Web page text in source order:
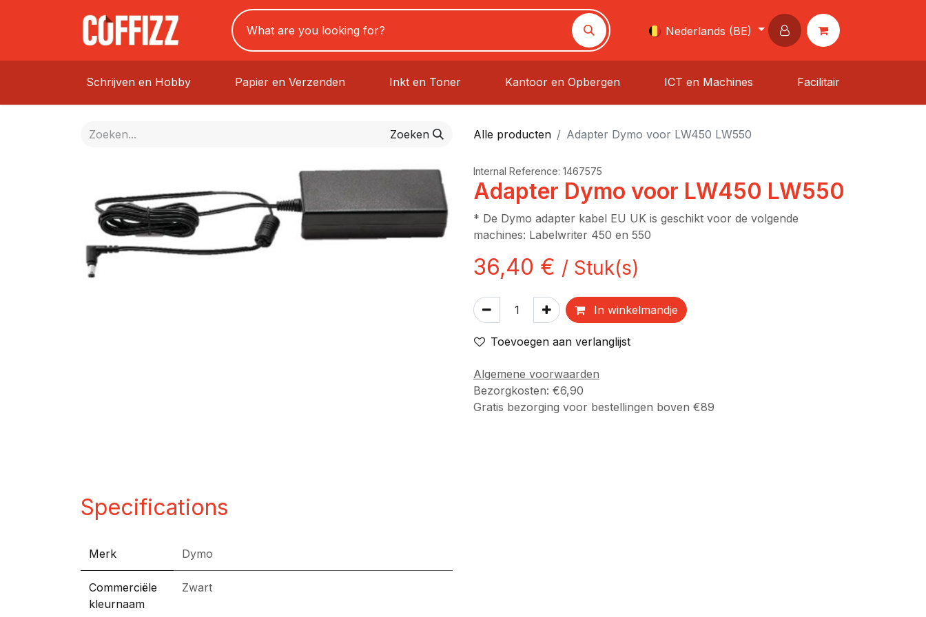
Nederlands (BE)
Schrijven en Hobby Papier en Verzenden Inkt en Toner Kantoor en Opbergen ICT en Machines Facilitair
Zoeken Alle producten Adapter Dymo voor LW450 LW550
Internal Reference: 1467575
Adapter Dymo voor LW450 LW550
* De Dymo adapter kabel EU UK is geschikt voor de volgende
machines: Labelwriter 450 en 550
36,40 € / Stuk(s)
In winkelmandje
Toevoegen aan verlanglijst
Algemene voorwaarden
Bezorgkosten: €6,90
Gratis bezorging voor bestellingen boven €89
Specifications
Merk Dymo
Commerciële
kleurnaam
Zwart